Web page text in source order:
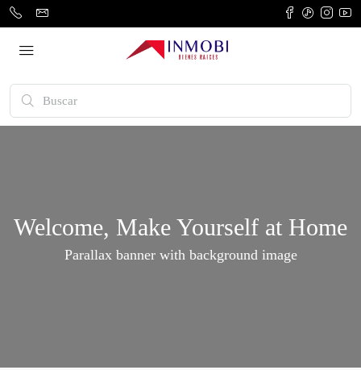
Welcome, Make Yourself at Home
Parallax banner with background image